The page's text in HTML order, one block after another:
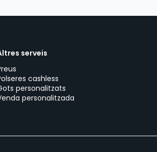
serveis
cashless
personalitzats
personalitzada